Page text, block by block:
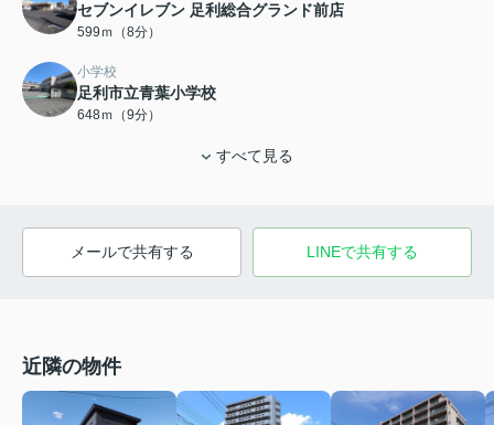
セブンイレブン 足利総合グランド前店
599ｍ（8分）
小学校
足利市立青葉小学校
648ｍ（9分）
すべて見る
メールで共有する LINEで共有する
近隣の物件